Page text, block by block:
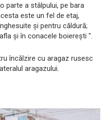
parte a stâlpului, pe bara
este un fel de etaj,
și pentru căldură;
și în conacele boierești ".
încălzire cu aragaz rusesc
aragazului.